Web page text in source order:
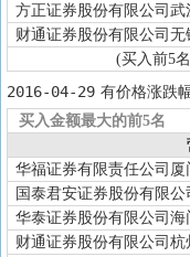
方正证券股份有限公司
财通证券股份有限公司
(买入前5
2016-04-29 有价格涨跌
买入金额最大的前5名
华福证券有限责任公司
国泰君安证券股份有限公
华泰证券股份有限公司
财通证券股份有限公司